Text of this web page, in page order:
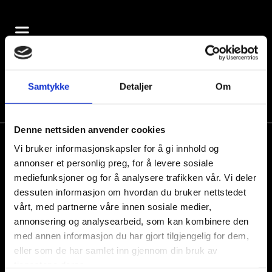
Samtykke Detaljer Om
Denne nettsiden anvender cookies
Vi bruker informasjonskapsler for å gi innhold og
annonser et personlig preg, for å levere sosiale
mediefunksjoner og for å analysere trafikken vår. Vi deler
dessuten informasjon om hvordan du bruker nettstedet
vårt, med partnerne våre innen sosiale medier,
annonsering og analysearbeid, som kan kombinere den
med annen informasjon du har gjort tilgjengelig for dem,
eller som de har samlet inn gjennom din bruk av
Rapportskjemaer til NHKF
Rapport 2019
Rapport 2018
Rapport 2017
Rapport 2016
Rapport 2015
Rapport 2014
Rapport 2013